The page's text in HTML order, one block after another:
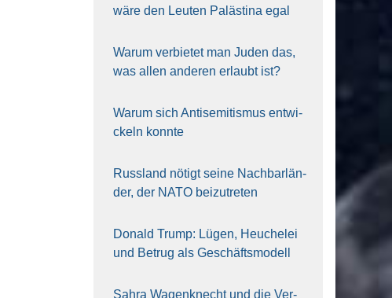
wäre den Leu­ten Paläs­ti­na egal
War­um ver­bie­tet man Juden das,
was allen ande­ren erlaubt ist?
War­um sich Anti­se­mi­tis­mus ent­wi­
ckeln konn­te
Russ­land nötigt sei­ne Nach­bar­län­
der, der NATO bei­zu­tre­ten
Donald Trump: Lügen, Heu­che­lei
und Betrug als Geschäfts­mo­dell
Sahra Wagen­knecht und die Ver­